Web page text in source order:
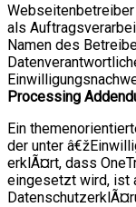
als
Namen des
Processing
Ein
der unter
erklÃ¤rt, dass
eingesetzt wird, ist